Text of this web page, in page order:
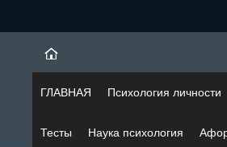
ГЛАВНАЯ Психология личности
Тесты Наука психология